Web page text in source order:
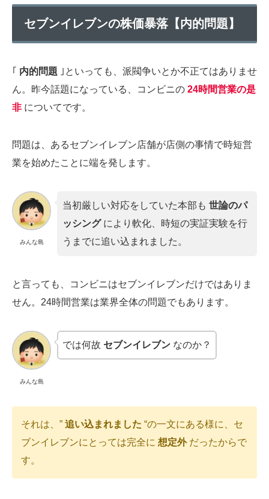
セブンイレブンの株価暴落【内的問題】
｢ 内的問題 ｣といっても、派閥争いとか不正てはありませ
ん。昨今話題になっている、コンビニの 24時間営業の是
非 についてです。
問題は、あるセブンイレブン店舗が店側の事情で時短営
業を始めたことに端を発します。
みんな島
当初厳しい対応をしていた本部も世論のパ
ッシングにより軟化、時短の実証実験を行
うまでに追い込まれました。
と言っても、コンビニはセブンイレブンだけではありま
せん。24時間営業は業界全体の問題でもあります。
みんな島
では何故 セブンイレブン なのか？
それは、” 追い込まれました “の一文にある様に、セ
ブンイレブンにとっては完全に 想定外だったからで
す。